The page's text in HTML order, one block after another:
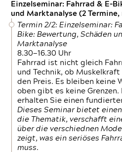
Einzelseminar: Fahrrad & E-
und Marktanalyse (2
Termin 2/2: Einzelseminar:
Bike: Bewertung, Schäden
Marktanalyse
8.30—16.30 Uhr
Fahrrad ist nicht gleich
und Technik, ob
den Preis. Es bleiben keine
oben gibt es keine
erhalten Sie einen
Dieses Seminar bietet
die Thematik, verschafft
über die verschiednen
zeigt, was ein seriöses
muss.